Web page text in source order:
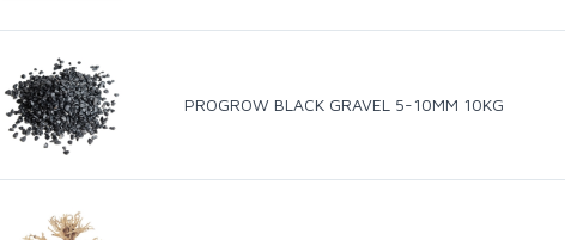
PROGROW BLACK GRAVEL 5-10MM 10KG